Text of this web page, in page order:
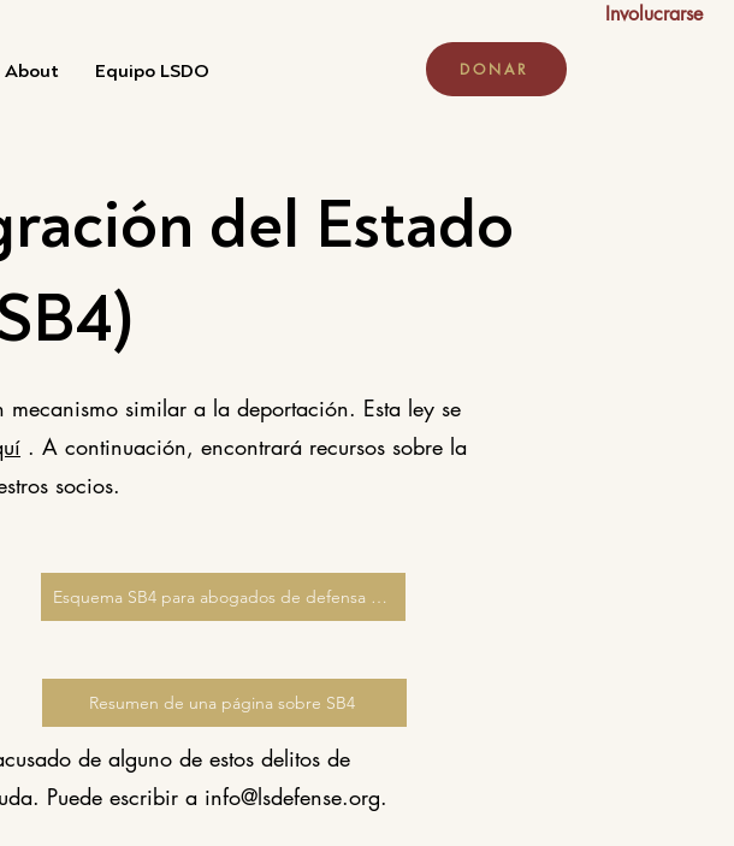
About Equipo LSDO DONAR
Involucrarse
del Estado
similar a la deportación. Esta ley se
. A continuación, encontrará recursos sobre la
socios.
Esquema SB4 para abogados de defensa penal
Resumen de una página sobre SB4
de alguno de estos delitos de
Puede escribir a info@lsdefense.org.